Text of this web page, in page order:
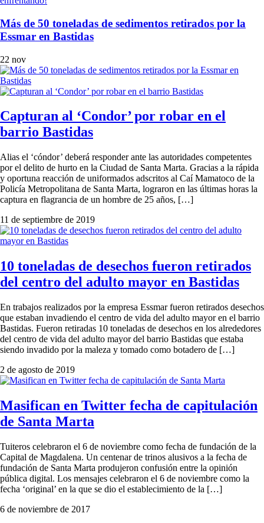
Más de 50 toneladas de sedimentos retirados por la
Essmar en Bastidas
22 nov
Capturan al ‘Condor’ por robar en el
barrio Bastidas
Alias el ‘cóndor’ deberá responder ante las autoridades competentes
por el delito de hurto en la Ciudad de Santa Marta. Gracias a la rápida
y oportuna reacción de uniformados adscritos al Caí Mamatoco de la
Policía Metropolitana de Santa Marta, lograron en las últimas horas la
captura en flagrancia de un hombre de 25 años, […]
11 de septiembre de 2019
10 toneladas de desechos fueron retirados
del centro del adulto mayor en Bastidas
En trabajos realizados por la empresa Essmar fueron retirados desechos
que estaban invadiendo el centro de vida del adulto mayor en el barrio
Bastidas. Fueron retiradas 10 toneladas de desechos en los alrededores
del centro de vida del adulto mayor del barrio Bastidas que estaba
siendo invadido por la maleza y tomado como botadero de […]
2 de agosto de 2019
Masifican en Twitter fecha de capitulación
de Santa Marta
Tuiteros celebraron el 6 de noviembre como fecha de fundación de la
Capital de Magdalena. Un centenar de trinos alusivos a la fecha de
fundación de Santa Marta produjeron confusión entre la opinión
pública digital. Los mensajes celebraron el 6 de noviembre como la
fecha ‘original’ en la que se dio el establecimiento de la […]
6 de noviembre de 2017